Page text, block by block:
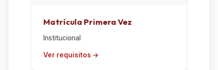
Matrícula Primera Vez
Institucional